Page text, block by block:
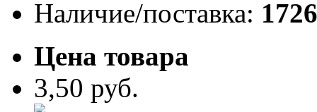
Наличие/поставка: 1726
Цена товара
3,50 руб.